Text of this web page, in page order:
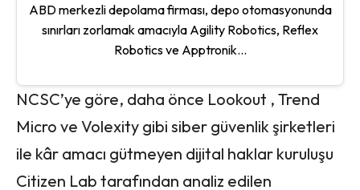
ABD merkezli depolama firması, depo otomasyonunda
sınırları zorlamak amacıyla Agility Robotics, Reflex
Robotics ve Apptronik...
NCSC’ye göre, daha önce Lookout , Trend
Micro ve Volexity gibi siber güvenlik şirketleri
ile kâr amacı gütmeyen dijital haklar kuruluşu
Citizen Lab tarafından analiz edilen